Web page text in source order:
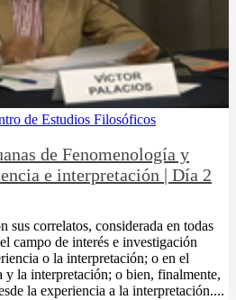
de Estudios Filosóficos
de Fenomenología y
e interpretación | Día 2
sus correlatos, considerada en todas
campo de interés e investigación
o la interpretación; o en el
y la interpretación; o bien, finalmente,
la experiencia a la interpretación....